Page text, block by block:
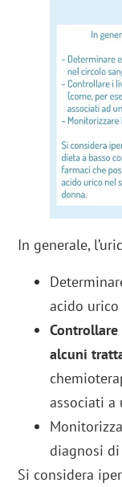
In generale,
acido
alcuni
associati a
diagnosi
Si considera